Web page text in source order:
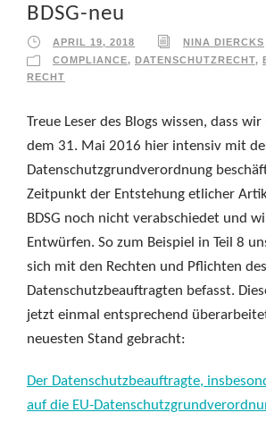
BDSG-neu
APRIL 19, 2018
NINA DIERCKS
COMPLIANCE, DATENSCHUTZRECHT,
RECHT
Treue Leser des Blogs wissen, dass
dem 31. Mai 2016 hier intensiv mit
Datenschutzgrundverordnung
Zeitpunkt der Entstehung etlicher
BDSG noch nicht verabschiedet und
Entwürfen. So zum Beispiel in Teil 8
sich mit den Rechten und Pflichten des
Datenschutzbeauftragten befasst.
jetzt einmal entsprechend
neuesten Stand gebracht:
Der Datenschutzbeauftragte,
auf die EU-